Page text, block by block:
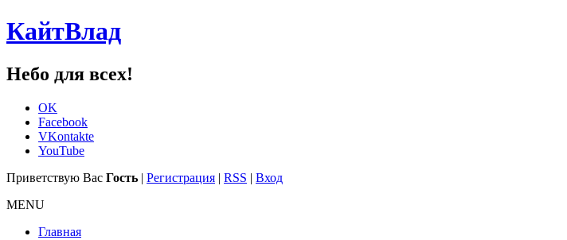
КайтВлад
Небо для всех!
OK
Facebook
VKontakte
YouTube
Приветствую Вас Гость | Регистрация | RSS | Вход
MENU
Главная